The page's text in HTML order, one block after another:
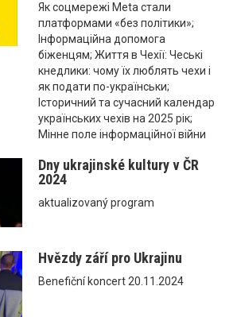
Як соцмережі Meta стали
платформами «без політики»;
Інформаційна допомога
біженцям; Життя в Чехії: Чеські
кнедлики: чому їх люблять чехи і
як подати по-українськи;
Історичний та сучасний календар
українських чехів на 2025 рік;
Мінне поле інформаційної війни
Dny ukrajinské kultury v ČR
2024
aktualizovaný program
Hvězdy září pro Ukrajinu
Benefiční koncert 20.11.2024